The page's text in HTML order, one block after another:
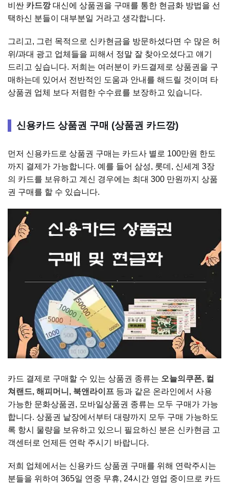
비싼 카드깡대신에 상품권을 구매를 통한 현금화 방법을 선
택하신 분들이 대부분일 거라고 생각합니다.
그리고, 그런 목적으로 신카현금을 방문하셨다면 수 많은 허
위/과대 광고 업체들을 피해서 정말 잘 찾아오셨다고 얘기
드리고 싶습니다. 저희는 여러분이 카드결제로 상품권을 구
매하는데 있어서 전반적인 도움과 안내를 해드릴 것이며 타
상품권 업체 보다 저렴한 수수료를 보장하고 있습니다.
신용카드 상품권 구매 (상품권 카드깡)
먼저 신용카드로 상품권 구매는 카드사 별로 100만원 한도
까지 결제가 가능합니다. 예를 들어 삼성, 롯데, 신세계 3장
의 카드를 보유하고 계신 경우에는 최대 300 만원까지 상품
권 구매를 할 수 있습니다.
카드 결제로 구매할 수 있는 상품권 종류는 오늘의쿠폰, 컬
쳐랜드, 해피머니, 북앤라이프 등과 같은 온라인에서 사용
가능한 문화상품권, 모바일상품권 종류는 모두 구매가 가능
합니다. 상품권 낱장에서부터 대량까지 모두 구매 가능하도
록 항시 물량을 보유하고 있으니 필요하신 분은 신카현금 고
객센터로 언제든 연락 주시기 바랍니다.
저희 업체에서는 신용카드 상품권 구매를 위해 연락주시는
분들을 위하여 365일 연중 무휴, 24시간 영업 중이므로 카드